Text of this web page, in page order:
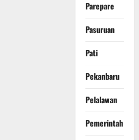
Parepare
Pasuruan
Pati
Pekanbaru
Pelalawan
Pemerintah